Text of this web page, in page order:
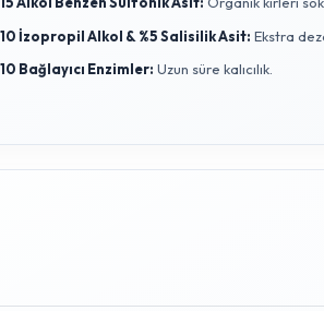
ve Yüzey Dezenfektanı
kullanımdan sonra sadece su ve